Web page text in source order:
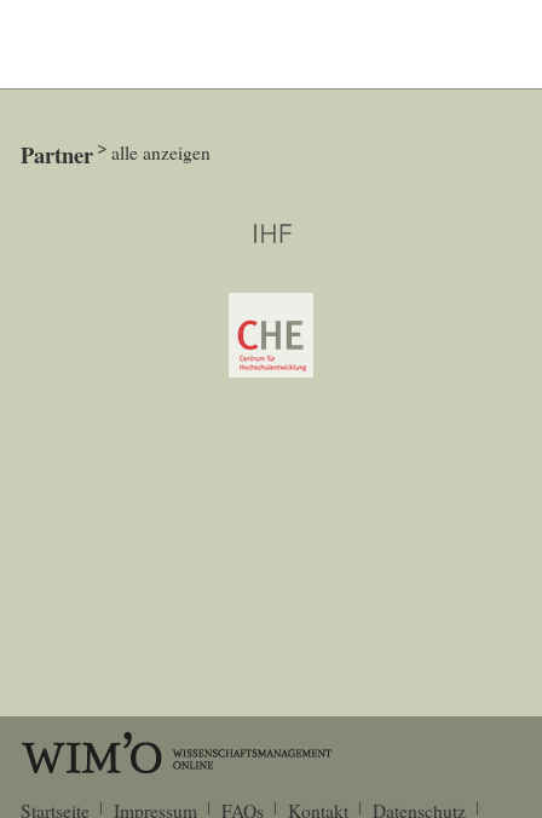
Partner alle anzeigen
Startseite Impressum FAQs Kontakt Datenschutz